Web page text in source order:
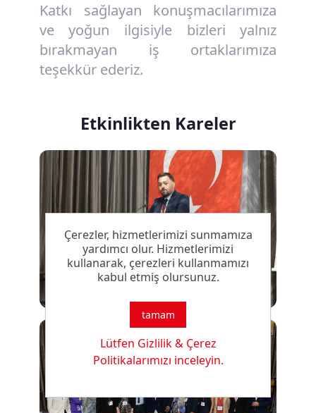
Katkı sağlayan konuşmacılarımıza
ve yoğun ilgisiyle bizleri yalnız
bırakmayan iş ortaklarımıza
teşekkür ederiz.
Etkinlikten Kareler
Çerezler, hizmetlerimizi sunmamıza
yardımcı olur. Hizmetlerimizi
kullanarak, çerezleri kullanmamızı
kabul etmiş olursunuz.
tamam
Lütfen Gizlilik & Çerez
Politikalarımızı inceleyin.